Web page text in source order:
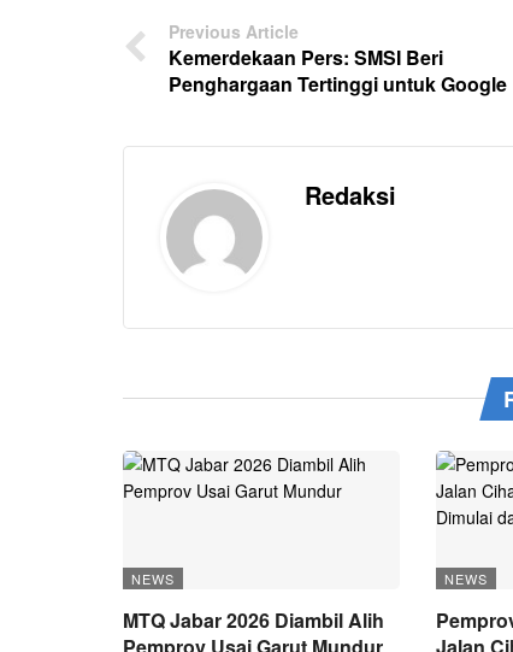
Previous Article
Kemerdekaan Pers: SMSI Beri
Penghargaan Tertinggi untuk Google
Redaksi
NEWS
MTQ Jabar 2026 Diambil Alih
NEWS